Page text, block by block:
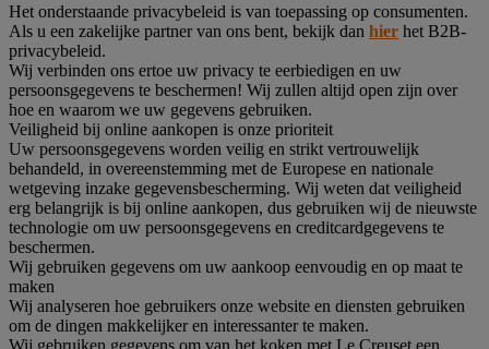
Het onderstaande privacybeleid is van toepassing op consumenten.
Als u een zakelijke partner van ons bent, bekijk dan hier het B2B-
privacybeleid.
Wij verbinden ons ertoe uw privacy te eerbiedigen en uw
persoonsgegevens te beschermen! Wij zullen altijd open zijn over
hoe en waarom we uw gegevens gebruiken.
Veiligheid bij online aankopen is onze prioriteit
Uw persoonsgegevens worden veilig en strikt vertrouwelijk
behandeld, in overeenstemming met de Europese en nationale
wetgeving inzake gegevensbescherming. Wij weten dat veiligheid
erg belangrijk is bij online aankopen, dus gebruiken wij de nieuwste
technologie om uw persoonsgegevens en creditcardgegevens te
beschermen.
Wij gebruiken gegevens om uw aankoop eenvoudig en op maat te
maken
Wij analyseren hoe gebruikers onze website en diensten gebruiken
om de dingen makkelijker en interessanter te maken.
Wij gebruiken gegevens om van het koken met Le Creuset een